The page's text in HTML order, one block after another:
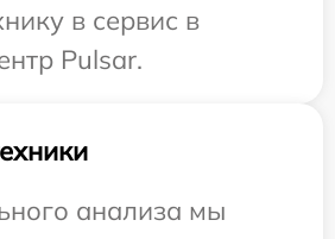
в сервис в
Pulsar.
анализа мы